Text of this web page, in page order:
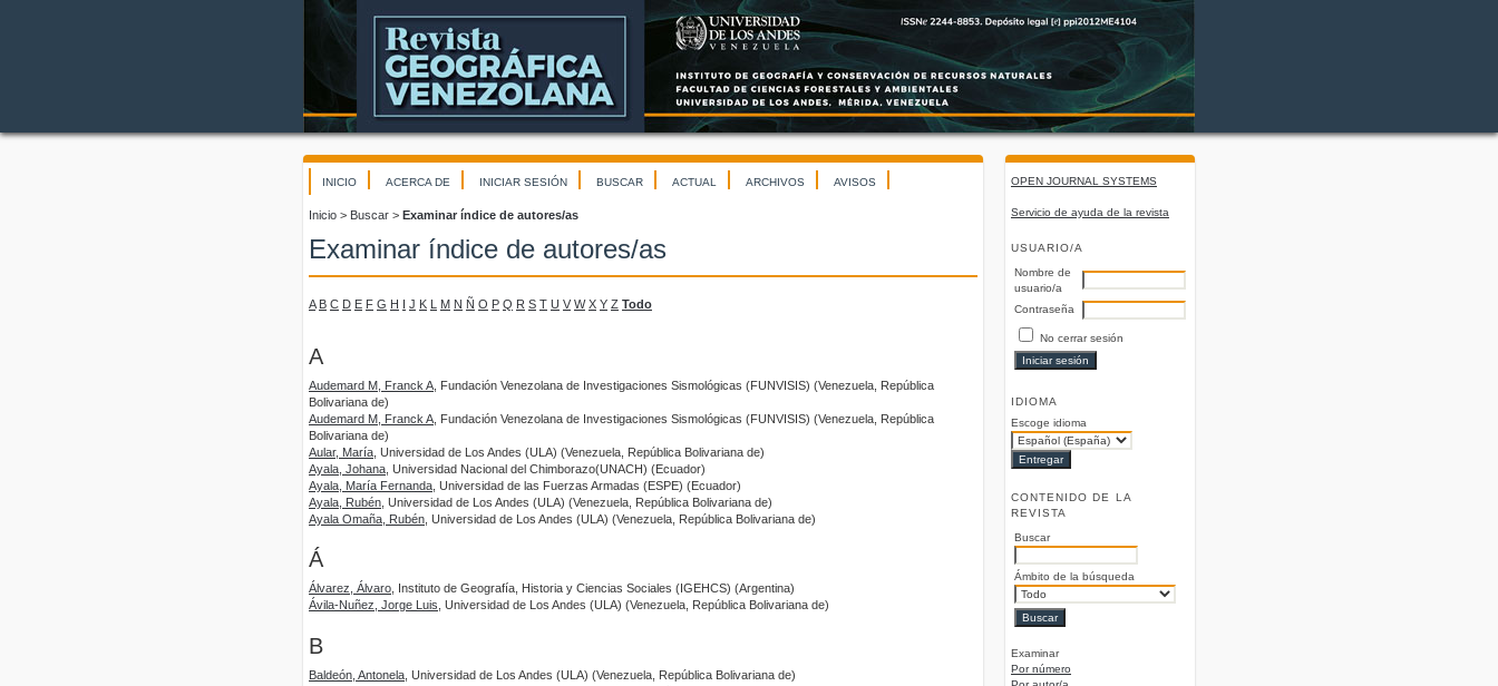
OPEN JOURNAL SYSTEMS
Servicio de ayuda de la revista
USUARIO/A
Nombre de
usuario/a
Contraseña
No cerrar sesión
IDIOMA
Escoge idioma
CONTENIDO DE LA
REVISTA
Buscar
Ámbito de la búsqueda
Examinar
Por número
INICIO ACERCA DE INICIAR SESIÓN BUSCAR ACTUAL ARCHIVOS AVISOS
Inicio > Buscar > Examinar índice de autores/as
Examinar índice de autores/as
A B C D E F G H I J K L M N Ñ O P Q R S T U V W X Y Z Todo
A
Audemard M, Franck A , Fundación Venezolana de Investigaciones Sismológicas (FUNVISIS) (Venezuela, República
Bolivariana de)
Audemard M, Franck A , Fundación Venezolana de Investigaciones Sismológicas (FUNVISIS) (Venezuela, República
Bolivariana de)
Aular, María , Universidad de Los Andes (ULA) (Venezuela, República Bolivariana de)
Ayala, Johana , Universidad Nacional del Chimborazo(UNACH) (Ecuador)
Ayala, María Fernanda , Universidad de las Fuerzas Armadas (ESPE) (Ecuador)
Ayala, Rubén , Universidad de Los Andes (ULA) (Venezuela, República Bolivariana de)
Ayala Omaña, Rubén , Universidad de Los Andes (ULA) (Venezuela, República Bolivariana de)
Á
Álvarez, Álvaro, Instituto de Geografía, Historia y Ciencias Sociales (IGEHCS) (Argentina)
Ávila-Nuñez, Jorge Luis, Universidad de Los Andes (ULA) (Venezuela, República Bolivariana de)
B
Baldeón, Antonela , Universidad de Los Andes (ULA) (Venezuela, República Bolivariana de)